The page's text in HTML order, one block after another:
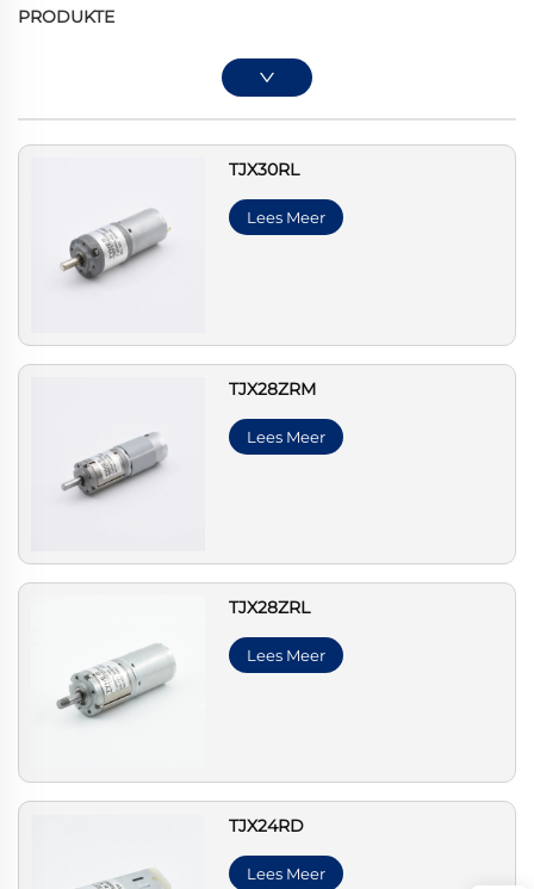
PRODUKTE
TJX30RL
Lees Meer
TJX28ZRM
Lees Meer
TJX28ZRL
Lees Meer
TJX24RD
Lees Meer